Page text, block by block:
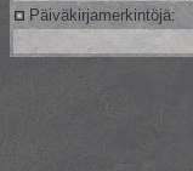
Päiväkirjamerkintöjä: